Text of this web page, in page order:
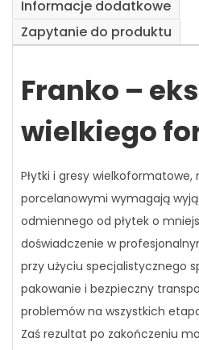
Informacje dodatkowe
Zapytanie do produktu
Franko –
wielkiego
Płytki i gresy
porcelanowymi wymagają
odmiennego od płytek o
doświadczenie w
przy użyciu specjalistycznego
pakowanie i bezpieczny
problemów na wszystkich
Zaś rezultat po zakończeniu